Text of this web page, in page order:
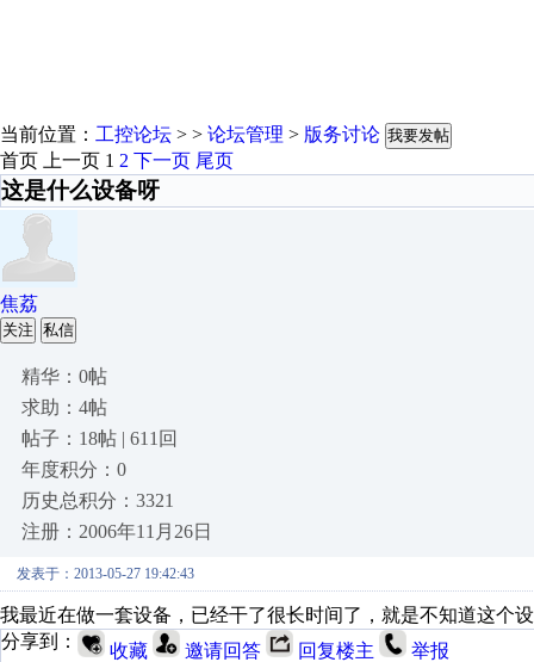
当前位置： 工控论坛 > > 论坛管理 > 版务讨论 我要发帖
首页 上一页 1 2 下一页 尾页
这是什么设备呀
焦荔
关注 私信
精华：0帖
求助：4帖
帖子：18帖 | 611回
年度积分：0
历史总积分：3321
注册：2006年11月26日
发表于：2013-05-27 19:42:43
我最近在做一套设备，已经干了很长时间了，就是不知道这个
分享到：
收藏 邀请回答 回复楼主 举报